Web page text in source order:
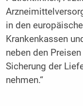
in den
Krankenkassen
neben den
Sicherung der
nehmen.“